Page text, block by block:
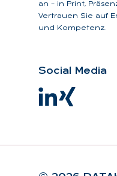
an – in Print,
Vertrauen Sie auf
und Kompetenz.
So­ci­al Me­dia